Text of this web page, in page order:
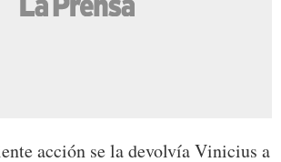
acción se la devolvía Vinicius a